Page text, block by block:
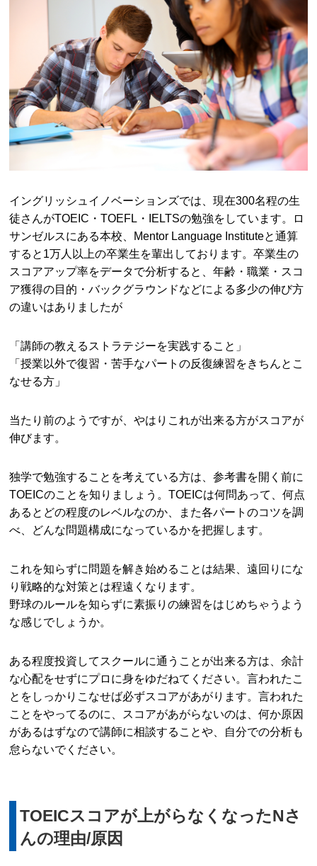
イングリッシュイノベーションズでは、現在300名程の生
徒さんがTOEIC・TOEFL・IELTSの勉強をしています。ロ
サンゼルスにある本校、Mentor Language Instituteと通算
すると1万人以上の卒業生を輩出しております。卒業生の
スコアアップ率をデータで分析すると、年齢・職業・スコ
ア獲得の目的・バックグラウンドなどによる多少の伸び方
の違いはありましたが
「講師の教えるストラテジーを実践すること」
「授業以外で復習・苦手なパートの反復練習をきちんとこ
なせる方」
当たり前のようですが、やはりこれが出来る方がスコアが
伸びます。
独学で勉強することを考えている方は、参考書を開く前に
TOEICのことを知りましょう。TOEICは何問あって、何点
あるとどの程度のレベルなのか、また各パートのコツを調
べ、どんな問題構成になっているかを把握します。
これを知らずに問題を解き始めることは結果、遠回りにな
り戦略的な対策とは程遠くなります。
野球のルールを知らずに素振りの練習をはじめちゃうよう
な感じでしょうか。
ある程度投資してスクールに通うことが出来る方は、余計
な心配をせずにプロに身をゆだねてください。言われたこ
とをしっかりこなせば必ずスコアがあがります。言われた
ことをやってるのに、スコアがあがらないのは、何か原因
があるはずなので講師に相談することや、自分での分析も
怠らないでください。
TOEICスコアが上がらなくなったNさ
んの理由/原因